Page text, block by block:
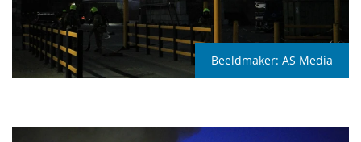
Beeldmaker: AS Media